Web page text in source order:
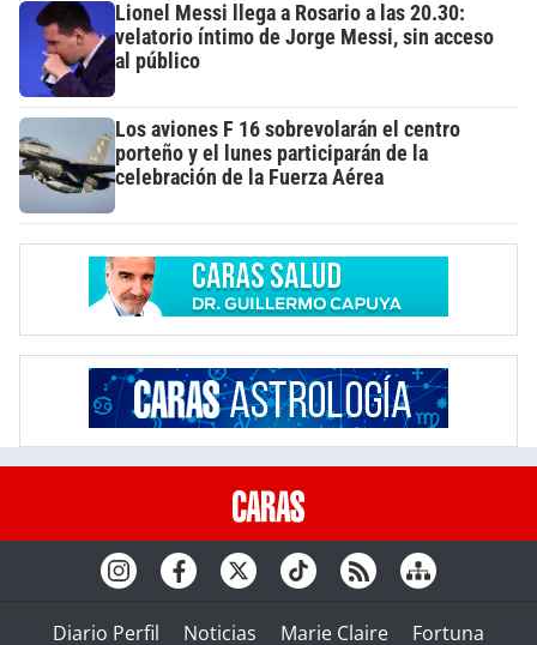
Lionel Messi llega a Rosario a las 20.30:
velatorio íntimo de Jorge Messi, sin acceso
al público
Los aviones F 16 sobrevolarán el centro
porteño y el lunes participarán de la
celebración de la Fuerza Aérea
Diario Perfil Noticias Marie Claire
Fortuna